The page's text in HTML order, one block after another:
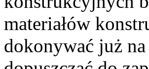
materiałów
dokonywać już